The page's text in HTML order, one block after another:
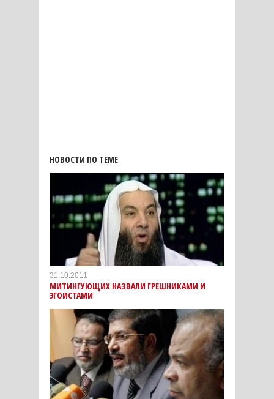
НОВОСТИ ПО ТЕМЕ
31.10.2011
МИТИНГУЮЩИХ НАЗВАЛИ ГРЕШНИКАМИ И
ЭГОИСТАМИ